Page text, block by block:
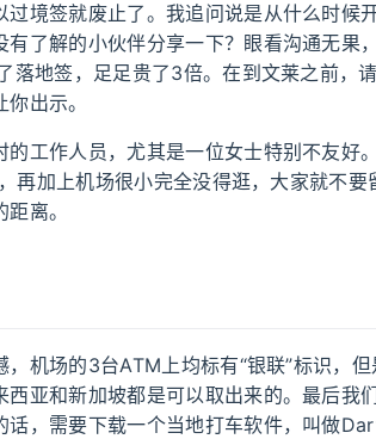
境签就废止了。我追问说是从什么时候
了解的小伙伴分享一下？眼看沟通无果
落地签，足足贵了3倍。在到文莱之前，
出示。
工作人员，尤其是一位女士特别不友好。
再加上机场很小完全没得逛，大家就不要
离。
机场的3台ATM上均标有“银联”标识，
亚和新加坡都是可以取出来的。最后我
，需要下载一个当地打车软件，叫做